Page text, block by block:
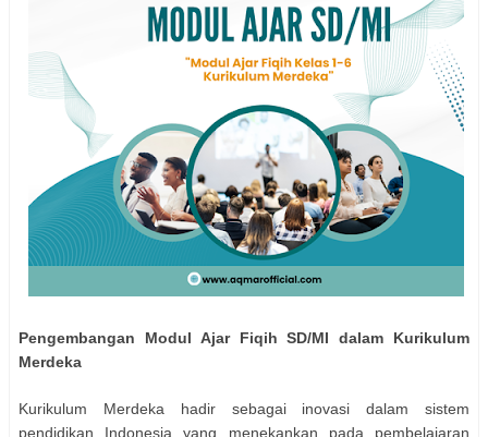
Pengembangan Modul Ajar Fiqih SD/MI dalam Kurikulum
Merdeka
Kurikulum Merdeka hadir sebagai inovasi dalam sistem
pendidikan Indonesia yang menekankan pada pembelajaran